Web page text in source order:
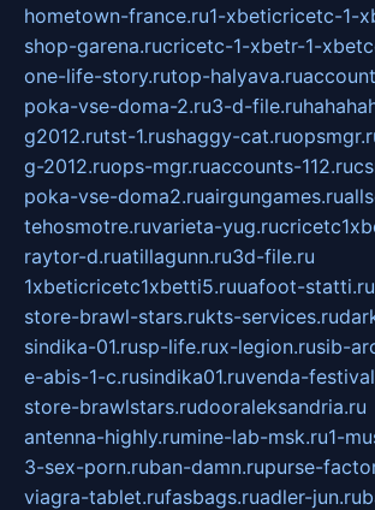
hometown-france.ru1-xbeticricetc-1-
shop-garena.rucricetc-1-xbetr-1-
one-life-story.rutop-halyava.ru
poka-vse-doma-2.ru3-d-file.ru
g2012.rutst-1.rushaggy-cat.ru
g-2012.ruops-mgr.ruaccounts-112.ru
poka-vse-doma2.ruairgungames.ru
tehosmotre.ruvarieta-yug.ru
raytor-d.ruatillagunn.ru3d-file.ru
1xbeticricetc1xbetti5.ruuafoot-statti.ru
store-brawl-stars.rukts-services.ru
sindika-01.rusp-life.rux-legion.rusib-
e-abis-1-c.rusindika01.ruvenda-
store-brawlstars.rudooraleksandria.ru
antenna-highly.rumine-lab-msk.ru1-
3-sex-porn.ruban-damn.rupurse-
viagra-tablet.rufasbags.ruadler-jun.ru